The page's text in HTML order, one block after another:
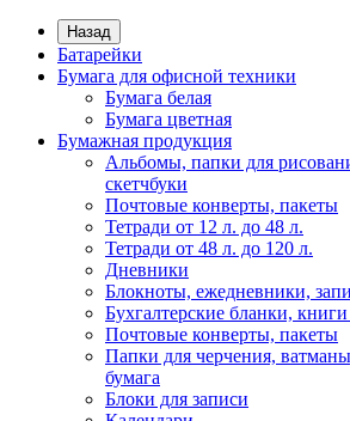
Назад
Батарейки
Бумага для офисной техники
Бумага белая
Бумага цветная
Бумажная продукция
Альбомы, папки для
скетчбуки
Почтовые конверты, пакеты
Тетради от 12 л. до 48 л.
Тетради от 48 л. до 120 л.
Дневники
Блокноты, ежедневники,
Бухгалтерские бланки,
Почтовые конверты, пакеты
Папки для черчения,
бумага
Блоки для записи